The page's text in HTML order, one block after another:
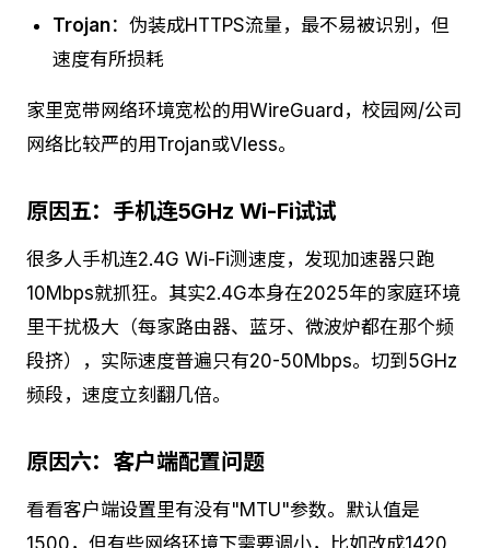
Trojan：伪装成HTTPS流量，最不易被识别，但
速度有所损耗
家里宽带网络环境宽松的用WireGuard，校园网/公司
网络比较严的用Trojan或Vless。
原因五：手机连5GHz Wi-Fi试试
很多人手机连2.4G Wi-Fi测速度，发现加速器只跑
10Mbps就抓狂。其实2.4G本身在2025年的家庭环境
里干扰极大（每家路由器、蓝牙、微波炉都在那个频
段挤），实际速度普遍只有20-50Mbps。切到5GHz
频段，速度立刻翻几倍。
原因六：客户端配置问题
看看客户端设置里有没有"MTU"参数。默认值是
1500，但有些网络环境下需要调小，比如改成1420